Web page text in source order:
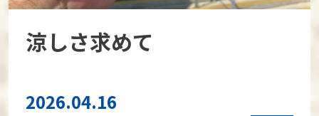
涼しさ求めて
2026.04.16